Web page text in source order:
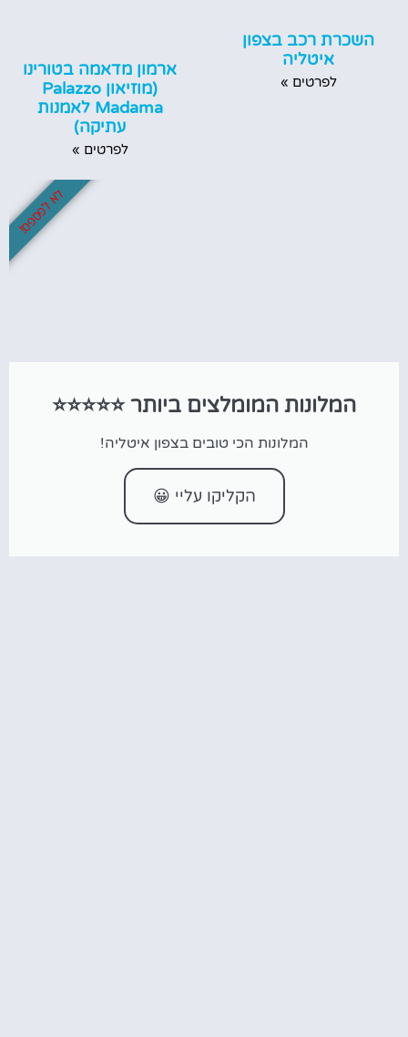
השכרת רכב בצפון
איטליה
לפרטים »
ארמון מדאמה בטורינו
(מוזיאון Palazzo
Madama לאמנות
עתיקה)
לפרטים »
המלונות המומלצים ביותר ⭐⭐⭐⭐⭐
המלונות הכי טובים בצפון איטליה!
הקליקו עליי 😀
לא לפספס!